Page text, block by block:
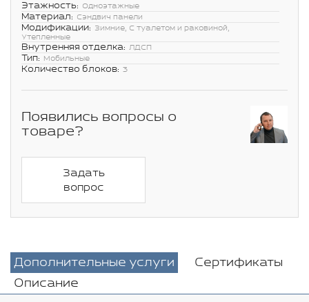
Этажность: Одноэтажные
Материал: Сэндвич панели
Модификации: Зимние, С туалетом и раковиной,
Утепленные
Внутренняя отделка: ЛДСП
Тип: Мобильные
Количество блоков: 3
Появились вопросы о
товаре?
Задать
вопрос
Дополнительные услуги
Сертификаты
Описание